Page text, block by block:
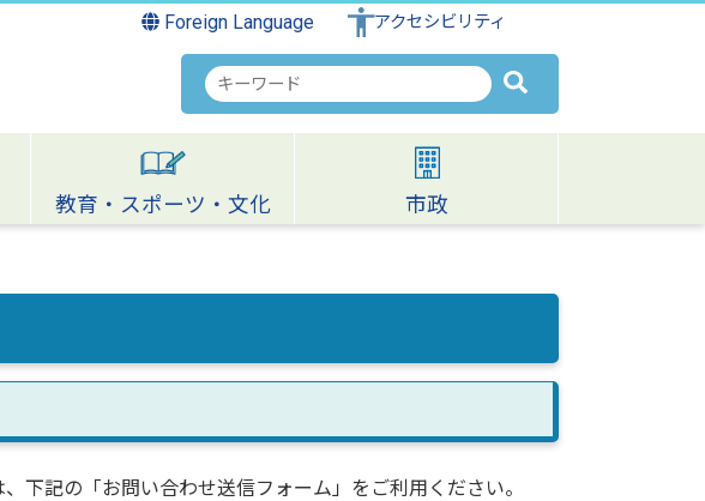
Foreign Language アクセシビリティ
検
索
キ
ワ
ー
教育・スポーツ・文化 市政
下記の「お問い合わせ送信フォーム」をご利用ください。